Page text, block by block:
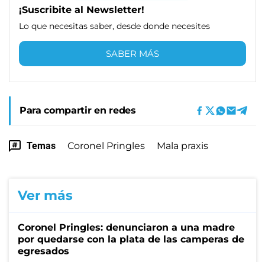
¡Suscribite al Newsletter!
Lo que necesitas saber, desde donde necesites
SABER MÁS
Para compartir en redes
Temas Coronel Pringles Mala praxis
Ver más
Coronel Pringles: denunciaron a una madre
por quedarse con la plata de las camperas de
egresados